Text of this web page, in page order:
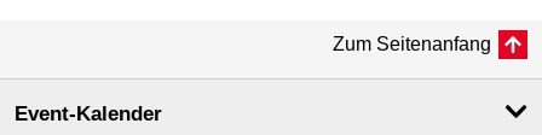
Zum Seitenanfang
Event-Kalender